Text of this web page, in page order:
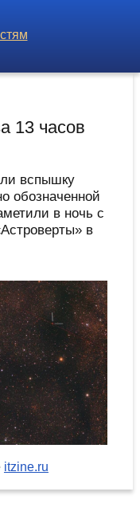
13 часов
вспышку
обозначенной
в ночь с
в
itzine.ru